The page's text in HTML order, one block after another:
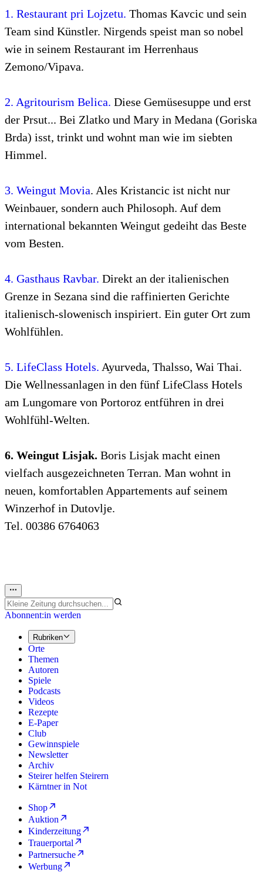
1. Restaurant pri Lojzetu. Thomas Kavcic und sein
Team sind Künstler. Nirgends speist man so nobel
wie in seinem Restaurant im Herrenhaus
Zemono/Vipava.
2. Agritourism Belica. Diese Gemüsesuppe und erst
der Prsut... Bei Zlatko und Mary in Medana (Goriska
Brda) isst, trinkt und wohnt man wie im siebten
Himmel.
3. Weingut Movia. Ales Kristancic ist nicht nur
Weinbauer, sondern auch Philosoph. Auf dem
international bekannten Weingut gedeiht das Beste
vom Besten.
4. Gasthaus Ravbar. Direkt an der italienischen
Grenze in Sezana sind die raffinierten Gerichte
italienisch-slowenisch inspiriert. Ein guter Ort zum
Wohlfühlen.
5. LifeClass Hotels. Ayurveda, Thalsso, Wai Thai.
Die Wellnessanlagen in den fünf LifeClass Hotels
am Lungomare von Portoroz entführen in drei
Wohlfühl-Welten.
6. Weingut Lisjak. Boris Lisjak macht einen
vielfach ausgezeichneten Terran. Man wohnt in
neuen, komfortablen Appartements auf seinem
Winzerhof in Dutovlje.
Tel. 00386 6764063
Abonnent:in werden
Rubriken
Orte
Themen
Autoren
Spiele
Podcasts
Videos
Rezepte
E-Paper
Club
Gewinnspiele
Newsletter
Archiv
Steirer helfen Steirern
Kärntner in Not
Shop
Auktion
Kinderzeitung
Trauerportal
Partnersuche
Werbung